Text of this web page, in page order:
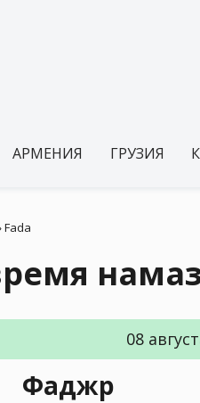
АРМЕНИЯ ГРУЗИЯ
Fada
08
Фаджр